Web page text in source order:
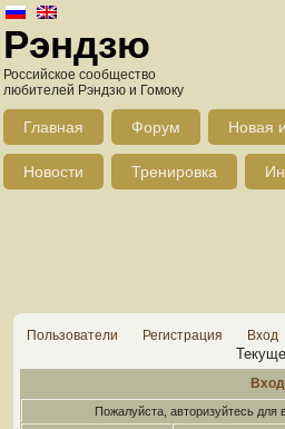
Рэндзю
Российское сообщество
любителей Рэндзю и Гомоку
Главная Форум Новая
Новости Тренировка
Пользователи Регистрация Вход
Вход
Пожалуйста, авторизуйтесь для